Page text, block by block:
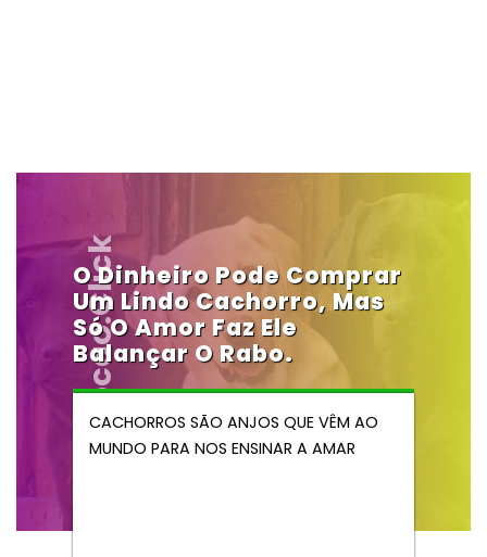
Vendocao.click
O Dinheiro Pode Comprar
Um Lindo Cachorro, Mas
Só O Amor Faz Ele
Balançar O Rabo.
CACHORROS SÃO ANJOS QUE VÊM AO
MUNDO PARA NOS ENSINAR A AMAR